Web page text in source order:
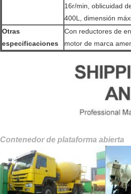
16r/min, oblicuidad
400L, dimensión
Otras
especificaciones
Con reductores de
motor de marca
Contenedor de